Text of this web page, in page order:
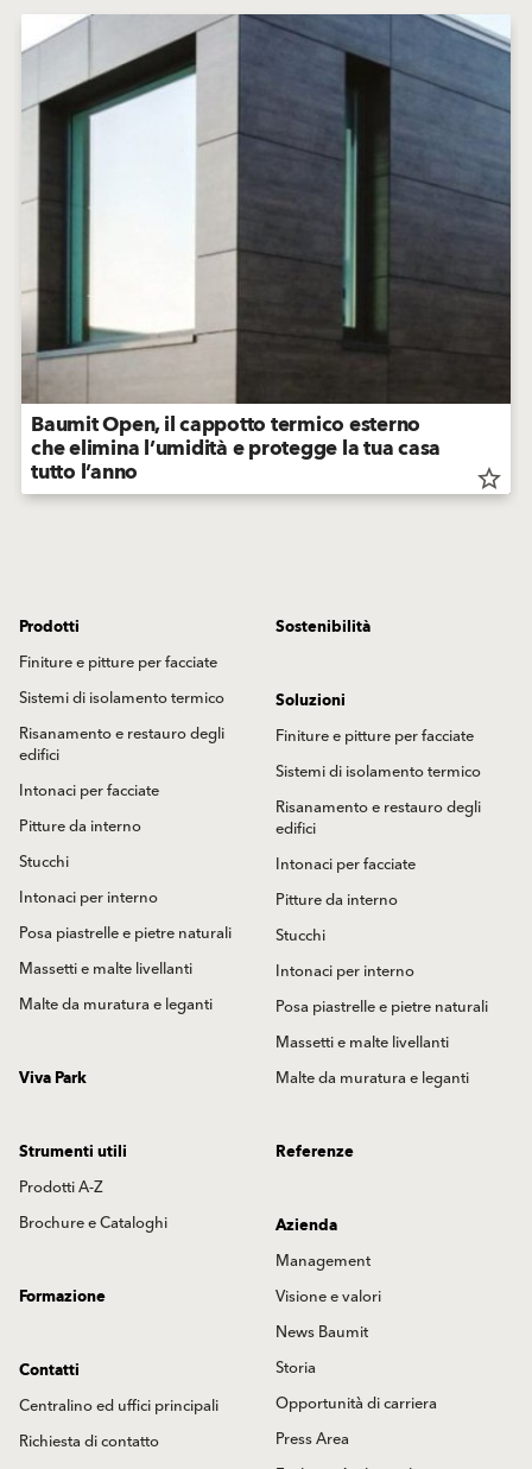
Baumit Open, il cappotto termico esterno
che elimina l’umidità e protegge la tua casa
tutto l’anno star_border
Prodotti
Finiture e pitture per facciate
Sistemi di isolamento termico
Risanamento e restauro degli
edifici
Intonaci per facciate
Pitture da interno
Stucchi
Intonaci per interno
Posa piastrelle e pietre naturali
Massetti e malte livellanti
Malte da muratura e leganti
Sostenibilità
Soluzioni
Finiture e pitture per facciate
Sistemi di isolamento termico
Risanamento e restauro degli
edifici
Intonaci per facciate
Pitture da interno
Stucchi
Intonaci per interno
Posa piastrelle e pietre naturali
Massetti e malte livellanti
Malte da muratura e leganti
Viva Park
Strumenti utili
Prodotti A-Z
Brochure e Cataloghi
Referenze
Azienda
Management
Visione e valori
News Baumit
Storia
Opportunità di carriera
Press Area
Formazione
Contatti
Centralino ed uffici principali
Richiesta di contatto